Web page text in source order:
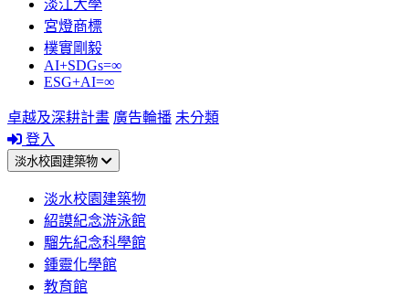
淡江大學
宮燈商標
樸實剛毅
AI+SDGs=∞
ESG+AI=∞
卓越及深耕計畫 廣告輪播 未分類
登入
淡水校園建築物
淡水校園建築物
紹謨紀念游泳館
騮先紀念科學館
鍾靈化學館
教育館